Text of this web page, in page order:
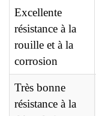
Excellente
résistance à la
rouille et à la
corrosion
Très bonne
résistance à la